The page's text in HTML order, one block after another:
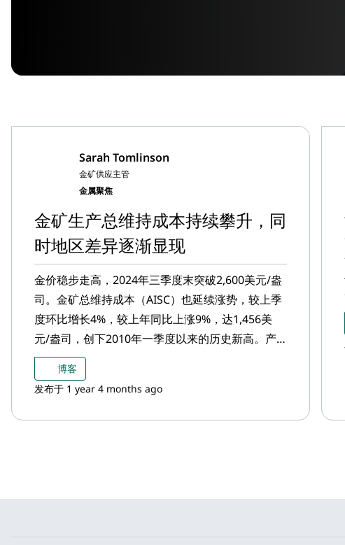
Sarah Tomlinson
金矿供应主管
金属聚焦
金矿生产总维持成本持续攀升，同
时地区差异逐渐显现
金价稳步走高，2024年三季度末突破2,600美元/盎
司。金矿总维持成本（AISC）也延续涨势，较上季
度环比增长4%，较上年同比上涨9%，达1,456美
元/盎司，创下2010年一季度以来的历史新高。产
量下降、权益金费用增加以及持续资本性支出上
升，三者共同推高了总维持成本。
博客
发布于 1 year 4 months ago